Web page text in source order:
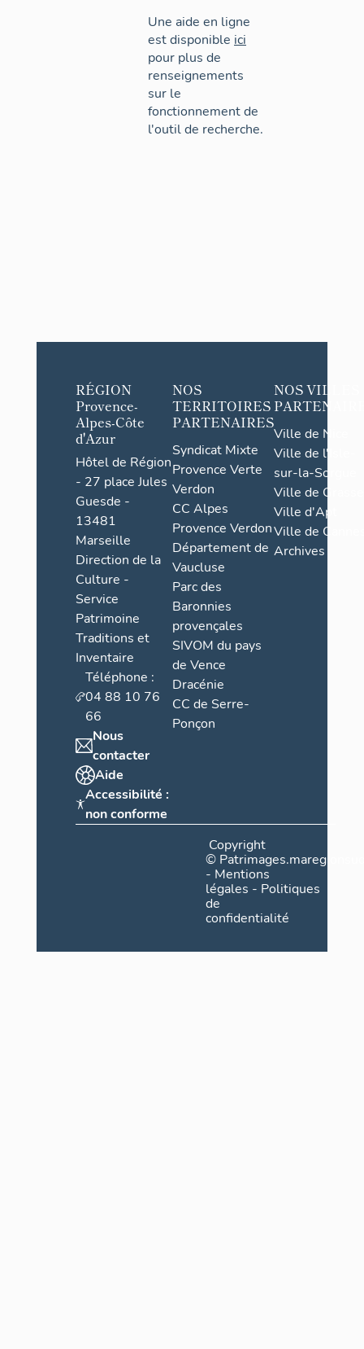
Une aide en ligne
est disponible ici
pour plus de
renseignements
sur le
fonctionnement de
l'outil de recherche.
RÉGION
Provence-
Alpes-Côte
d'Azur
Hôtel de Région
- 27 place Jules
Guesde -
13481
Marseille
Direction de la
Culture -
Service
Patrimoine
Traditions et
Inventaire
Téléphone :
04 88 10 76
66
Nous
contacter
Aide
Accessibilité :
non conforme
NOS
TERRITOIRES
PARTENAIRES
Syndicat Mixte
Provence Verte
Verdon
CC Alpes
Provence Verdon
Département de
Vaucluse
Parc des
Baronnies
provençales
SIVOM du pays
de Vence
Dracénie
CC de Serre-
Ponçon
NOS VILLES
Ville de Nice
Ville de l'Isle-
sur-la-Sorgue
Ville de Grasse
Ville d'Apt
Ville de
Archives
Copyright
©
- Mentions
légales - Politiques
de
confidentialité